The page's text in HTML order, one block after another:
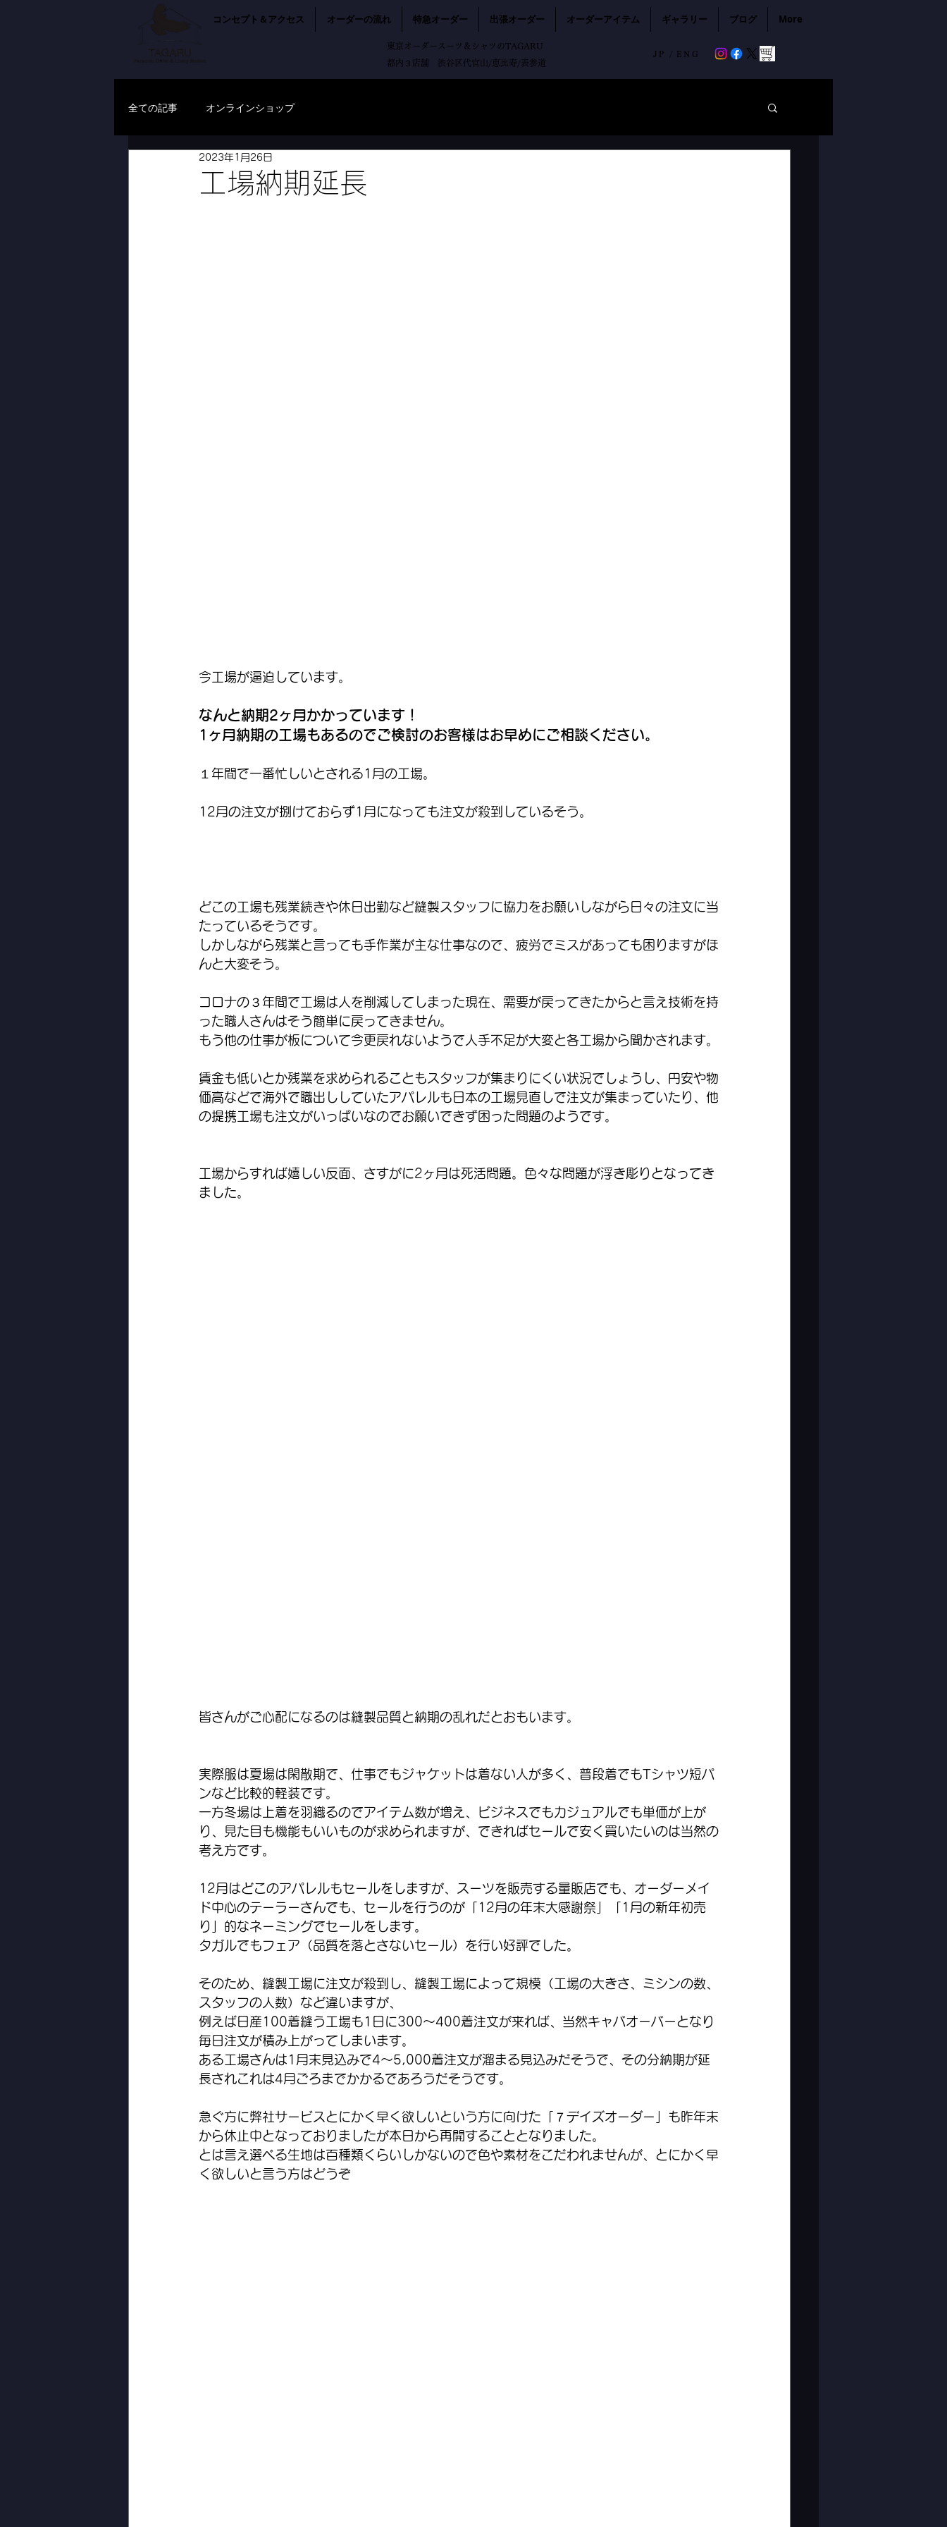
コンセプト＆アクセス オーダーの流れ 特急オーダー 出張オーダー オーダーアイテム ギャラリー ブログ More
東京オーダースーツ＆シャツのTAGARU
都内３店舗 渋谷区代官山/恵比寿/表参道
ENG
JP /
全ての記事 オンラインショップ
工場納期延長
2023年1月26日
今工場が逼迫しています。
なんと納期2ヶ月かかっています！
1ヶ月納期の工場もあるのでご検討のお客様はお早めにご相談ください。
１年間で一番忙しいとされる1月の工場。
12月の注文が捌けておらず1月になっても注文が殺到しているそう。
どこの工場も残業続きや休日出勤など縫製スタッフに協力をお願いしながら日々の注文に当
たっているそうです。
しかしながら残業と言っても手作業が主な仕事なので、疲労でミスがあっても困りますがほ
んと大変そう。
コロナの３年間で工場は人を削減してしまった現在、需要が戻ってきたからと言え技術を持
った職人さんはそう簡単に戻ってきません。
もう他の仕事が板について今更戻れないようで人手不足が大変と各工場から聞かされます。
賃金も低いとか残業を求められることもスタッフが集まりにくい状況でしょうし、円安や物
価高などで海外で職出ししていたアパレルも日本の工場見直しで注文が集まっていたり、他
の提携工場も注文がいっぱいなのでお願いできず困った問題のようです。
工場からすれば嬉しい反面、さすがに2ヶ月は死活問題。色々な問題が浮き彫りとなってき
ました。
皆さんがご心配になるのは縫製品質と納期の乱れだとおもいます。
実際服は夏場は閑散期で、仕事でもジャケットは着ない人が多く、普段着でもTシャツ短パ
ンなど比較的軽装です。
一方冬場は上着を羽織るのでアイテム数が増え、ビジネスでもカジュアルでも単価が上が
り、見た目も機能もいいものが求められますが、できればセールで安く買いたいのは当然の
考え方です。
12月はどこのアパレルもセールをしますが、スーツを販売する量販店でも、オーダーメイ
ド中心のテーラーさんでも、セールを行うのが「12月の年末大感謝祭」「1月の新年初売
り」的なネーミングでセールをします。
タガルでもフェア（品質を落とさないセール）を行い好評でした。
そのため、縫製工場に注文が殺到し、縫製工場によって規模（工場の大きさ、ミシンの数、
スタッフの人数）など違いますが、
例えば日産100着縫う工場も1日に300〜400着注文が来れば、当然キャバオーバーとなり
毎日注文が積み上がってしまいます。
ある工場さんは1月末見込みで4〜5,000着注文が溜まる見込みだそうで、その分納期が延
長されこれは4月ごろまでかかるであろうだそうです。
急ぐ方に弊社サービスとにかく早く欲しいという方に向けた「７デイズオーダー」も昨年末
から休止中となっておりましたが本日から再開することとなりました。
とは言え選べる生地は百種類くらいしかないので色や素材をこだわれませんが、とにかく早
く欲しいと言う方はどうぞ